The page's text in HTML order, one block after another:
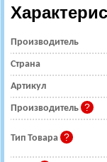
Производитель
Страна
Артикул
Производитель
Тип Товара